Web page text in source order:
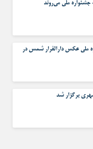
ملی عکس دارالقرار شمس در
برگزار شد